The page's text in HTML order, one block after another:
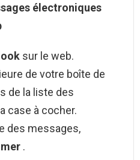
électroniques
sur le web.
de votre boîte de
de la liste des
case à cocher.
des messages,
.